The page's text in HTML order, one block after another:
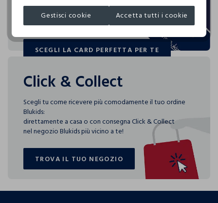
3 specifici indici consentono di scoprire, per ogni capo,
MADE IN CHINA
speciali i tuoi acquisti: ti aspettano vantaggi, promozioni e
sorprese pensate solo per te tutto l'anno!
SCEGLI LA CARD PERFETTA PER TE
SCEGLI LA CARD PERFETTA PER TE
Click & Collect
Scegli tu come ricevere più comodamente il tuo ordine
Blukids:
direttamente a casa o con consegna Click & Collect
nel negozio Blukids più vicino a te!
TROVA IL TUO NEGOZIO
TROVA IL TUO NEGOZIO
Gestisci cookie Accetta tutti i cookie